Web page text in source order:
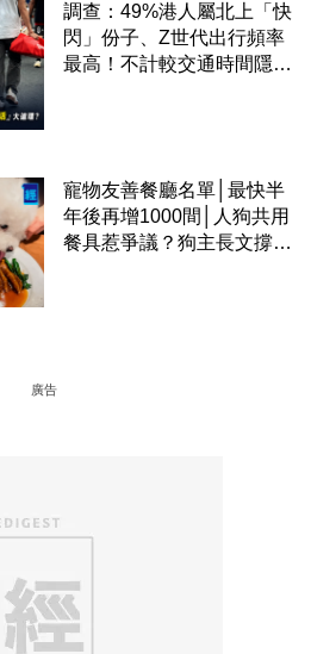
調查：49%港人屬北上「快
閃」份子、Z世代出行頻率
最高！不計較交通時間隱形
寵物友善餐廳名單│最快半
年後再增1000間│人狗共用
餐具惹爭議？狗主長文撐
廣告